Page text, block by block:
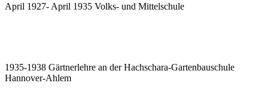
April 1927- April 1935 Volks- und Mittelschule
1935-1938 Gärtnerlehre an der Hachschara-Gartenbauschule
Hannover-Ahlem